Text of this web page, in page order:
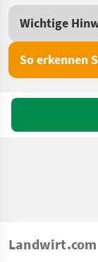
Wichtige
So erkennen
Landwirt.com